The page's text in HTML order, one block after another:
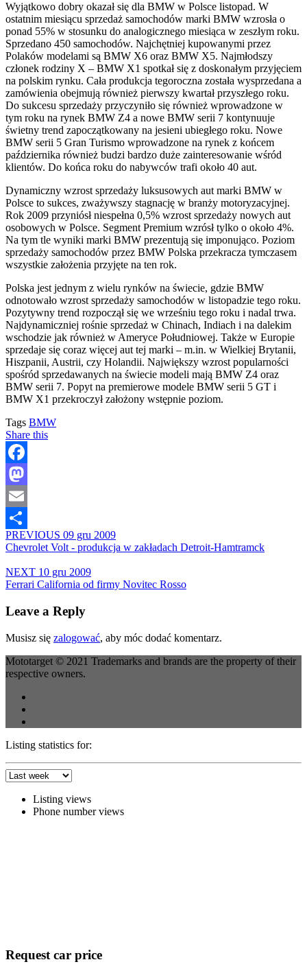
Wyjątkowo dobry okazał się dla BMW w Polsce listopad. W
ostatnim miesiącu sprzedaż samochodów marki BMW wzrosła o
ponad 55% w stosunku do analogicznego miesiąca w zeszłym roku.
Sprzedano 450 samochodów. Najchętniej kupowanymi przez
Polaków modelami są BMW X6 oraz BMW X5. Najmłodszy
członek rodziny X – BMW X1 spotkał się z doskonałym przyjęciem
na polskim rynku. Cała produkcja tegoroczna została wysprzedana a
zamówienia obejmują również pierwszy kwartał przyszłego roku.
Do sukcesu sprzedaży przyczyniło się również wprowadzone w
tym roku na rynek BMW Z4 a nowe BMW serii 7 kontynuuje
świetny trend zapoczątkowany na jesieni ubiegłego roku. Nowe
BMW serii 5 Gran Turismo wprowadzone na rynek z końcem
października również budzi bardzo duże zainteresowanie wśród
klientów. Do końca roku do nabywców trafi około 40 aut.
Dynamiczny wzrost sprzedaży luksusowych aut marki BMW w
Polsce to sukces, zważywszy stagnację w branży motoryzacyjnej.
Rok 2009 przyniósł niespełna 0,5% wzrost sprzedaży nowych aut
osobowych w Polsce. Segment Premium wzrósł tylko o około 4%.
Na tym tle wyniki marki BMW prezentują się imponująco. Poziom
sprzedaży samochodów przez BMW Polska przekracza tymczasem
wszystkie założenia przyjęte na ten rok.
Polska jest jednym z wielu rynków na świecie, gdzie BMW
odnotowało wzrost sprzedaży samochodów w listopadzie tego roku.
Pozytywny trend rozpoczął się we wrześniu tego roku i nadal trwa.
Najdynamiczniej rośnie sprzedaż w Chinach, Indiach i na dalekim
wschodzie jak również w Ameryce Południowej. Także w Europie
sprzedaje się coraz więcej aut tej marki – m.in. w Wielkiej Brytanii,
Hiszpanii, Austrii, czy Holandii. Największy wzrost popularności
spośród sprzedawanych na świecie modeli mają BMW Z4 oraz
BMW serii 7. Popyt na premierowe modele BMW serii 5 GT i
BMW X1 przekroczył założony wstępnie poziom.
Tags BMW
Share this
Facebook
Mastodon
Email
Share
PREVIOUS 09 gru 2009
Chevrolet Volt - produkcja w zakładach Detroit-Hamtramck
NEXT 10 gru 2009
Ferrari California od firmy Novitec Rosso
Leave a Reply
Musisz się zalogować, aby móc dodać komentarz.
Mototarget © 2021 Trademarks and brands are the property of their
respective owners.
Listing statistics for:
Listing views
Phone number views
Request car price